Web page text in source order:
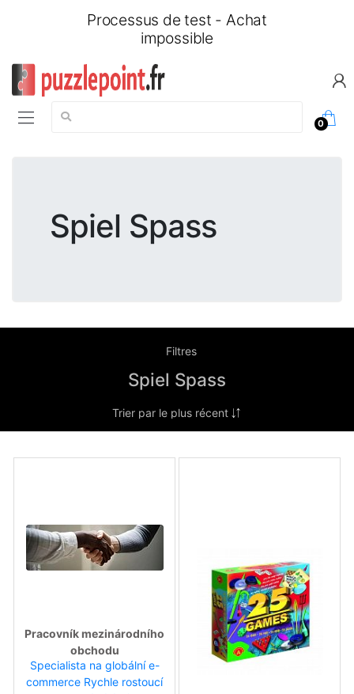
Processus de test - Achat
impossible
Chercher:
0
Spiel Spass
Filtres
Spiel Spass
Pracovník mezinárodního
obchodu
Specialista na globální e-
commerce Rychle rostoucí